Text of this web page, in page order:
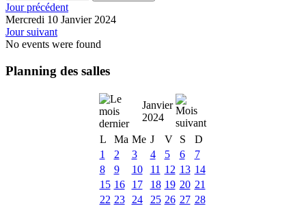
Jour précédent
Mercredi 10 Janvier 2024
Jour suivant
No events were found
Planning des salles
Janvier
2024
L
Ma Me J V S
D
1
2 3 4 5 6
7
8
9 10 11 12 13 14
15 16 17 18 19 20 21
22 23 24 25 26 27 28